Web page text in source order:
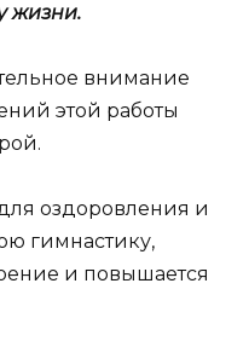
жизни.
внимание
этой работы
оздоровления и
гимнастику,
и повышается